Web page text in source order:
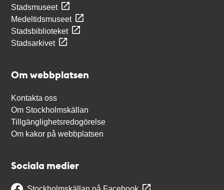
Stadsmuseet
Medeltidsmuseet
Stadsbiblioteket
Stadsarkivet
Om webbplatsen
Kontakta oss
Om Stockholmskällan
Tillgänglighetsredogörelse
Om kakor på webbplatsen
Sociala medier